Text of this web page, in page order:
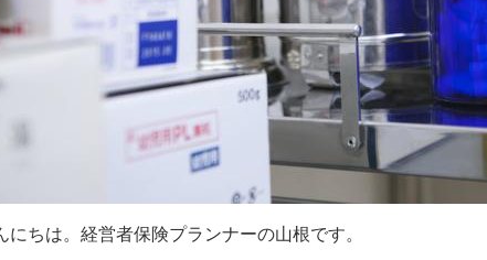
にちは。経営者保険プランナーの山根です。